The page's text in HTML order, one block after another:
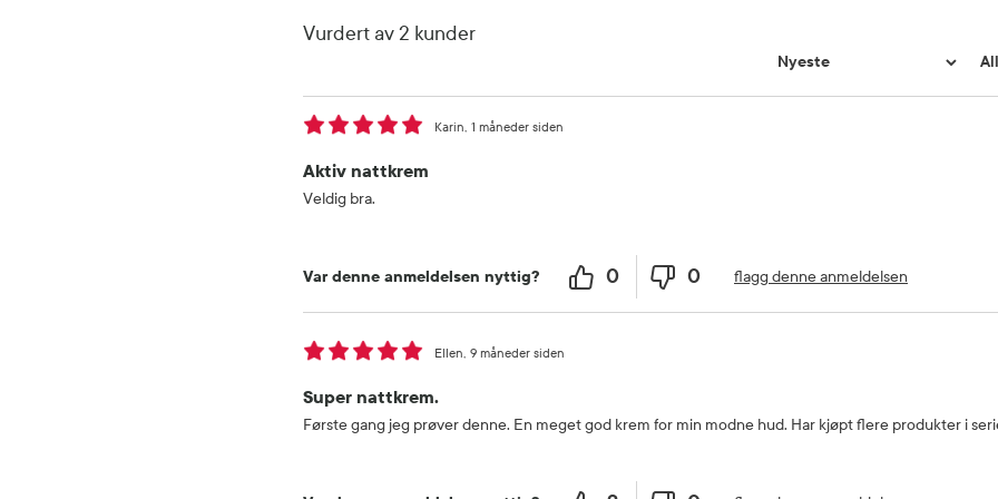
Vurdert av 2 kunder
Aktiv nattkrem
1 måneder siden
Karin
Veldig bra.
Var denne anmeldelsen nyttig? 0 0 flagg denne anmeldelsen
Super nattkrem.
9 måneder siden
Ellen
Første gang jeg prøver denne. En meget god krem for min modne hud. Har kjøpt flere produkter i